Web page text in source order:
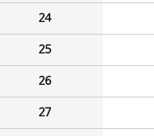
24
25
26
27